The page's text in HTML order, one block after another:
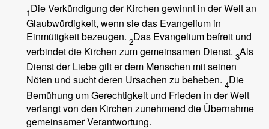
1Die Verkündigung der Kirchen gewinnt in der Welt an
Glaubwürdigkeit, wenn sie das Evangelium in
Einmütigkeit bezeugen. 2Das Evangelium befreit und
verbindet die Kirchen zum gemeinsamen Dienst. 3Als
Dienst der Liebe gilt er dem Menschen mit seinen
Nöten und sucht deren Ursachen zu beheben. 4Die
Bemühung um Gerechtigkeit und Frieden in der Welt
verlangt von den Kirchen zunehmend die Übernahme
gemeinsamer Verantwortung.